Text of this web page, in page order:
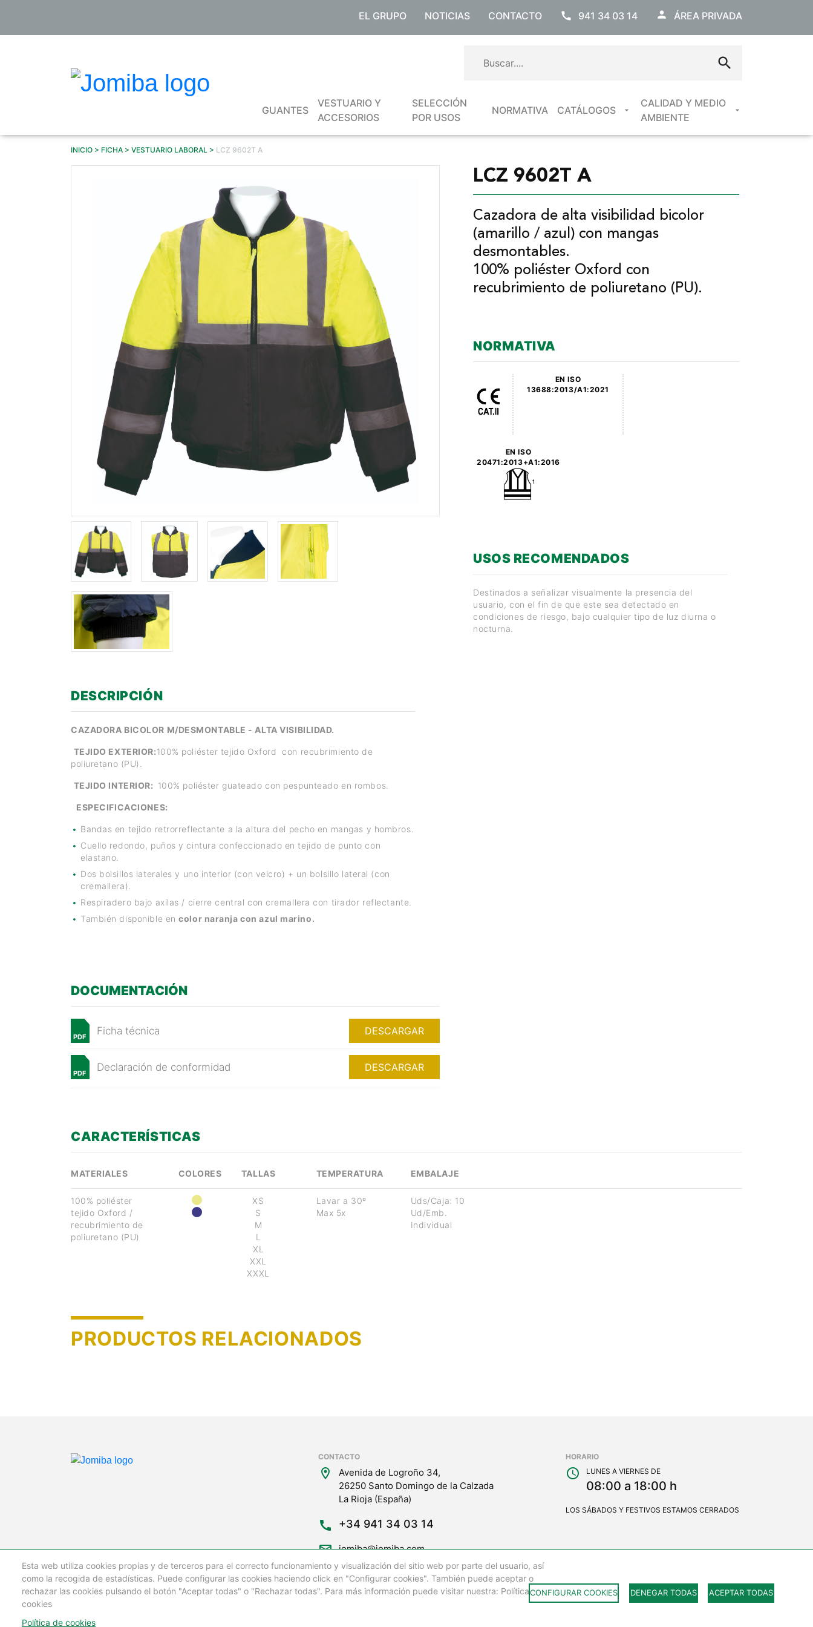
contenido
EL GRUPO NOTICIAS CONTACTO 941 34 03 14 ÁREA PRIVADA
navigation
GUANTES
VESTUARIO Y
ACCESORIOS
SELECCIÓN
POR USOS
NORMATIVA CATÁLOGOS
CALIDAD Y MEDIO
AMBIENTE
INICIO FICHA VESTUARIO LABORAL LCZ 9602T A
DESCRIPCIÓN
CAZADORA BICOLOR M/DESMONTABLE - ALTA VISIBILIDAD.
TEJIDO EXTERIOR:100% poliéster tejido Oxford con recubrimiento de
poliuretano (PU).
TEJIDO INTERIOR: 100% poliéster guateado con pespunteado en rombos.
ESPECIFICACIONES:
Bandas en tejido retrorreflectante a la altura del pecho en mangas y hombros.
Cuello redondo, puños y cintura confeccionado en tejido de punto con
elastano.
Dos bolsillos laterales y uno interior (con velcro) + un bolsillo lateral (con
cremallera).
Respiradero bajo axilas / cierre central con cremallera con tirador reflectante.
También disponible encolor naranja con azul marino.
DOCUMENTACIÓN
PDF
Ficha técnica DESCARGAR
PDF
Declaración de conformidad DESCARGAR
LCZ 9602T A
Cazadora de alta visibilidad bicolor
(amarillo / azul) con mangas
desmontables.
100% poliéster Oxford con
recubrimiento de poliuretano (PU).
NORMATIVA
EN ISO
13688:2013/A1:2021
EN ISO
20471:2013+A1:2016
USOS RECOMENDADOS
Destinados a señalizar visualmente la presencia del
usuario, con el fin de que este sea detectado en
condiciones de riesgo, bajo cualquier tipo de luz diurna o
nocturna.
CARACTERÍSTICAS
MATERIALES
100% poliéster
tejido Oxford /
recubrimiento de
poliuretano (PU)
COLORES TALLAS
XS
S
M
L
XL
XXL
XXXL
TEMPERATURA
Lavar a 30º
Max 5x
EMBALAJE
Uds/Caja: 10
Ud/Emb.
Individual
PRODUCTOS RELACIONADOS
CONTACTO
location_on
Avenida de Logroño 34,
26250 Santo Domingo de la Calzada
La Rioja (España)
call +34 941 34 03 14
mail_outline jomiba@jomiba.com
HORARIO
schedule LUNES A VIERNES DE
08:00 a 18:00 h
LOS SÁBADOS Y FESTIVOS ESTAMOS CERRADOS
Esta web utiliza cookies propias y de terceros para el correcto funcionamiento y visualización del sitio web por parte del usuario, así
como la recogida de estadísticas. Puede configurar las cookies haciendo click en "Configurar cookies". También puede aceptar o
rechazar las cookies pulsando el botón "Aceptar todas" o "Rechazar todas". Para más información puede visitar nuestra: Política de
cookies
Política de cookies
CONFIGURAR COOKIES DENEGAR TODAS ACEPTAR TODAS